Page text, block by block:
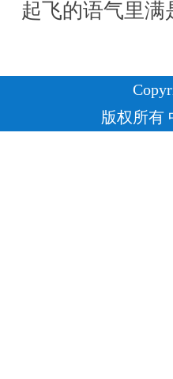
起飞的语气里满
版权所有